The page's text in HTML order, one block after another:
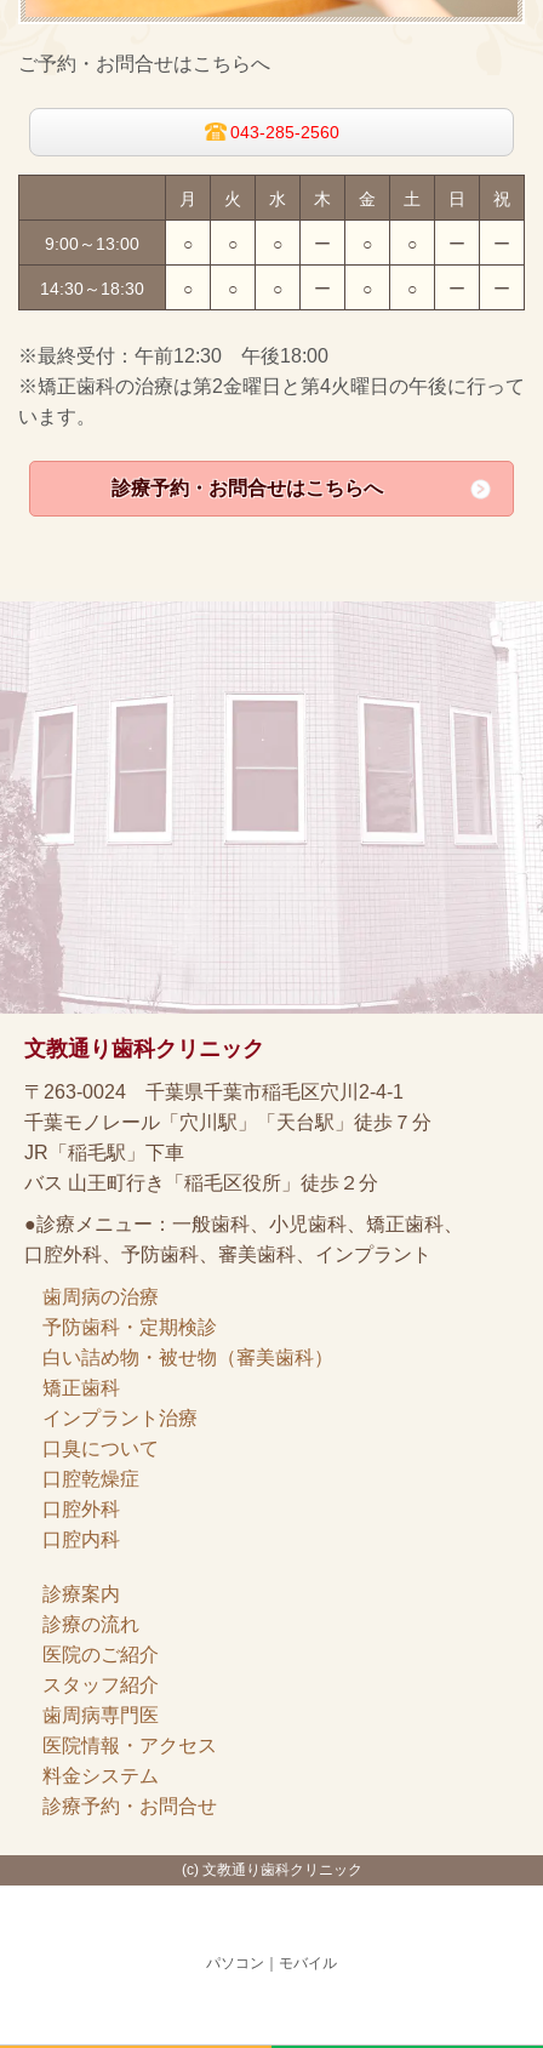
ご予約・お問合せはこちらへ
043-285-2560
月 火 水 木 金 土 日 祝
9:00～13:00 ○ ○ ○ ー ○ ○ ー ー
14:30～18:30 ○ ○ ○ ー ○ ○ ー ー
※最終受付：午前12:30 午後18:00
※矯正歯科の治療は第2金曜日と第4火曜日の午後に行って
います。
診療予約・お問合せはこちらへ
文教通り歯科クリニック
〒263-0024 千葉県千葉市稲毛区穴川2-4-1
千葉モノレール「穴川駅」「天台駅」徒歩７分
JR「稲毛駅」下車
バス 山王町行き「稲毛区役所」徒歩２分
●診療メニュー：一般歯科、小児歯科、矯正歯科、
口腔外科、予防歯科、審美歯科、インプラント
歯周病の治療
予防歯科・定期検診
白い詰め物・被せ物（審美歯科）
矯正歯科
インプラント治療
口臭について
口腔乾燥症
口腔外科
口腔内科
診療案内
診療の流れ
医院のご紹介
スタッフ紹介
歯周病専門医
医院情報・アクセス
料金システム
診療予約・お問合せ
(c) 文教通り歯科クリニック
パソコン ｜モバイル